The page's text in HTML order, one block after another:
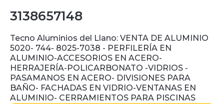
3138657148
Tecno Aluminios del Llano: VENTA DE ALUMINIO
5020- 744- 8025-7038 - PERFILERÍA EN
ALUMINIO-ACCESORIOS EN ACERO-
HERRAJERÍA-POLICARBONATO -VIDRIOS -
PASAMANOS EN ACERO- DIVISIONES PARA
BAÑO- FACHADAS EN VIDRIO-VENTANAS EN
ALUMINIO- CERRAMIENTOS PARA PISCINAS